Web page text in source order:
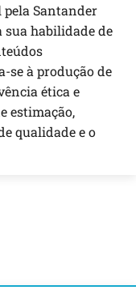
Santander
sua habilidade de
se à produção de
ética e
estimação,
qualidade e o